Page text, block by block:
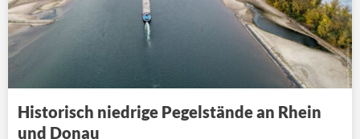
Historisch niedrige Pegelstände an Rhein
und Donau